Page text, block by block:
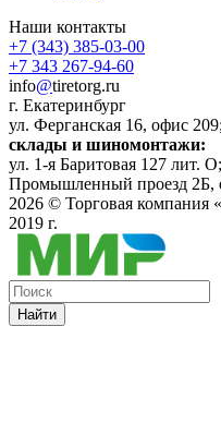
Наши контакты
+7 (343) 385-03-00
+7 343 267-94-60
info@tiretorg.ru
г. Екатеринбург
ул. Ферганская 16, офис 209;
склады и шиномонтажи:
ул. 1-я Баритовая 127 лит. О;
Промышленный проезд 2Б,
2026 © Торговая компания
2019 г.
Найти